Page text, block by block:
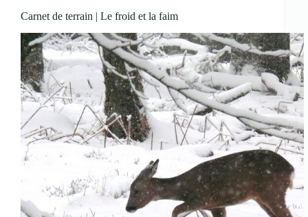
Carnet de terrain | Le froid et la faim